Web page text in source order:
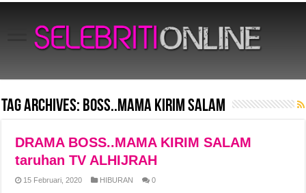
Tag Archives: BOSS..MAMA KIRIM SALAM
DRAMA BOSS..MAMA KIRIM SALAM
taruhan TV ALHIJRAH
15 Februari, 2020 HIBURAN 0